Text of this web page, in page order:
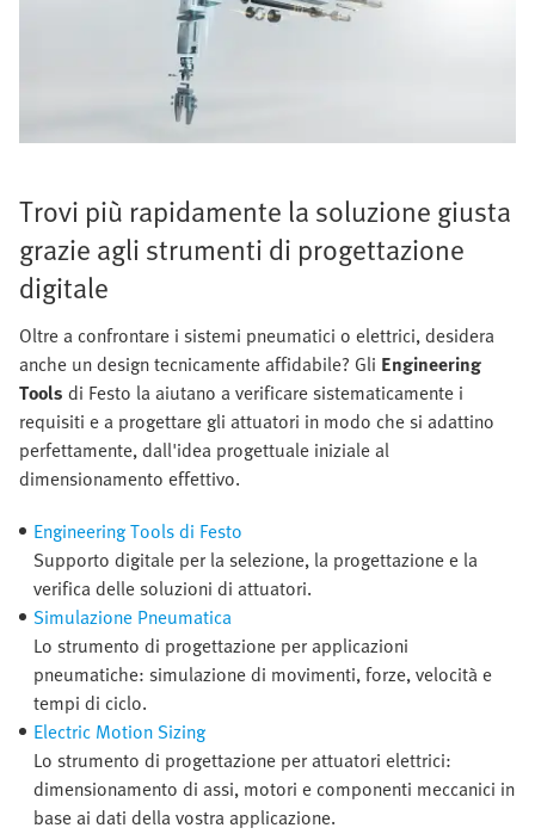
Trovi più rapidamente la soluzione giusta
grazie agli strumenti di progettazione
digitale
Oltre a confrontare i sistemi pneumatici o elettrici, desidera
anche un design tecnicamente affidabile? Gli Engineering
Tools di Festo la aiutano a verificare sistematicamente i
requisiti e a progettare gli attuatori in modo che si adattino
perfettamente, dall'idea progettuale iniziale al
dimensionamento effettivo.
Engineering Tools di Festo
Supporto digitale per la selezione, la progettazione e la
verifica delle soluzioni di attuatori.
Simulazione Pneumatica
Lo strumento di progettazione per applicazioni
pneumatiche: simulazione di movimenti, forze, velocità e
tempi di ciclo.
Electric Motion Sizing
Lo strumento di progettazione per attuatori elettrici:
dimensionamento di assi, motori e componenti meccanici in
base ai dati della vostra applicazione.